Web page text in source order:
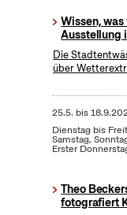
Wissen,
Ausstellung
Die
über
25.5. bis
Dienstag bis
Samstag,
Erster
Theo
fotografiert